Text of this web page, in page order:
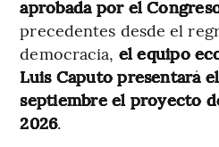
aprobada por el
precedentes desde el
democracia, el equipo
Luis Caputo presentará
septiembre el proyecto
2026.